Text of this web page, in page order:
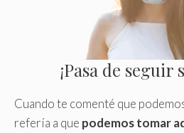
¡Pasa de
Cuando te comenté que
refería a que podemos tomar